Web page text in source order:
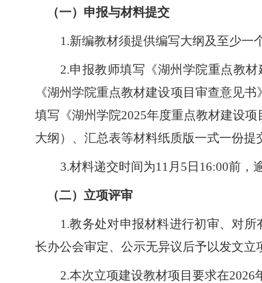
（一）申报与材料提交
1.新编教材须提供编写大纲及至少一
2.申报教师填写 《湖州学院重点教材
《湖州学院重点教材建设项目审查意见书
填写 《湖州学院2025年度重点教材建设项
大纲 ）、 汇总表等材料纸质版一式一份
3.材料递交时间为11月5日16:00前，
（二）立项评审
1.教务处对申报材料进行初审、对
长办公会审定、公示无异议后予以发文立
2.本次立项建设教材项目要求在